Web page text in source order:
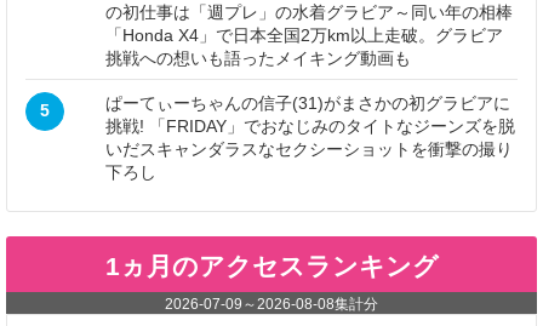
の初仕事は「週プレ」の水着グラビア～同い年の相棒
「Honda X4」で日本全国2万km以上走破。グラビア
挑戦への想いも語ったメイキング動画も
5
ぱーてぃーちゃんの信子(31)がまさかの初グラビアに
挑戦! 「FRIDAY」でおなじみのタイトなジーンズを脱
いだスキャンダラスなセクシーショットを衝撃の撮り
下ろし
1ヵ月のアクセスランキング
2026-07-09 ～ 2026-08-08集計分